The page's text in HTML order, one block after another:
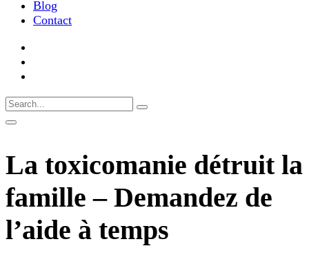
Blog
Contact
La toxicomanie détruit la
famille – Demandez de
l’aide à temps